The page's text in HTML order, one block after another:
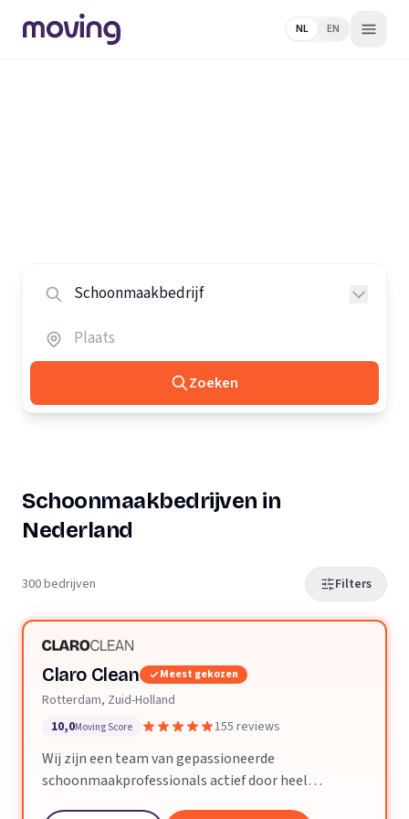
NL EN
Zoeken
Schoonmaakbedrijven in
Nederland
300 bedrijven Filters
Claro Clean Meest gekozen
Rotterdam, Zuid-Holland
10,0Moving Score 155 reviews
Wij zijn een team van gepassioneerde
schoonmaakprofessionals actief door heel